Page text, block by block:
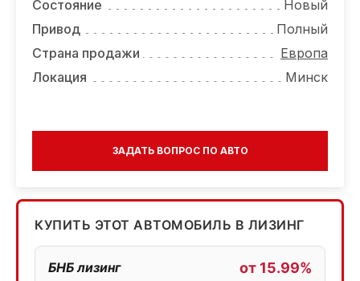
Состояние
Новый
Привод
Полный
Страна продажи
Европа
Локация
Минск
ЗАДАТЬ ВОПРОС ПО АВТО
КУПИТЬ ЭТОТ АВТОМОБИЛЬ В ЛИЗИНГ
БНБ лизинг от 15.99%